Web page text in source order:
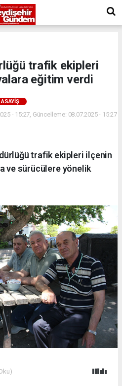
trafik ekipleri
eğitim verdi
ASAYİŞ
- 15:27, Güncelleme: 08.07.2025 - 15:27
trafik ekipleri ilçenin
ve sürücülere yönelik